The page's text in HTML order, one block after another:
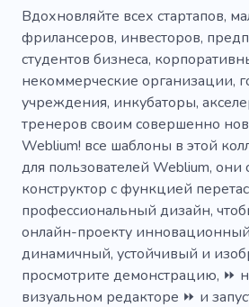
Финансы
Астрология
Светлое будущее
Ожидание
Семья
Кабинет для переговоров
Системы питания
Повышение
Инструкции
Предсказание
Аккумулятор
Персонал
Английские правила
Вдохновляйте всех стартапов,
фрилансеров, инвесторов,
студентов бизнеса,
некоммерческие организации,
учреждения, инкубаторы,
тренеров своим совершенно
Weblium! все шаблоны в этой
для пользователей Weblium, они
конструктор с функцией
профессиональный дизайн,
онлайн-проекту
динамичный, устойчивый и
просмотрите демонстрацию, ⏩
визуальном редакторе ⏩ и